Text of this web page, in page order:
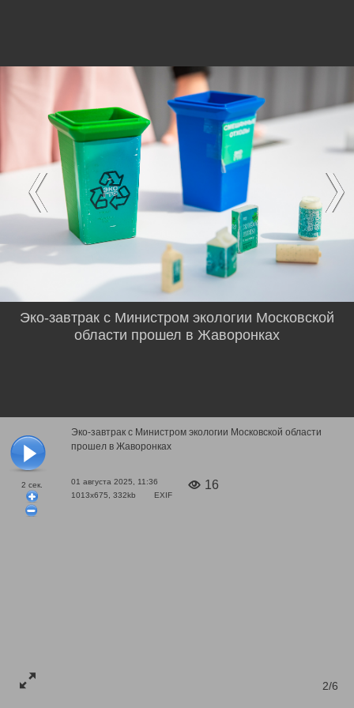
2 сек.
Эко-завтрак с Министром экологии Московской области
прошел в Жаворонках
01 августа 2025, 11:36
1013x675, 332kb
EXIF
16
2/6
Эко-завтрак с Министром экологии Московской
области прошел в Жаворонках